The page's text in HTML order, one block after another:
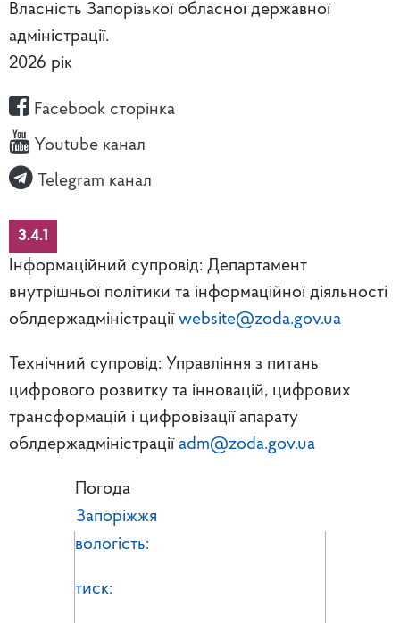
Власність Запорізької обласної державної
адміністрації.
2026 рік
Facebook сторінка
Youtube канал
Telegram канал
3.4.1
Інформаційний супровід: Департамент
внутрішньої політики та інформаційної діяльності
облдержадміністрації website@zoda.gov.ua
Технічний супровід: Управління з питань
цифрового розвитку та інновацій, цифрових
трансформацій і цифровізації апарату
облдержадміністрації adm@zoda.gov.ua
Погода
Запоріжжя
вологість:
тиск: